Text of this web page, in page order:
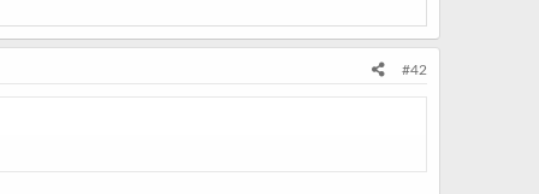
#42